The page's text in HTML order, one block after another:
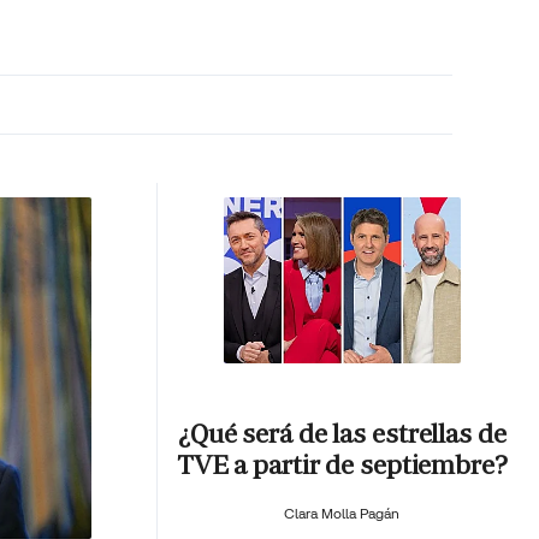
¿Qué será de las estrellas de
TVE a partir de septiembre?
Clara Molla Pagán